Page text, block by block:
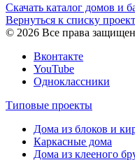
Скачать каталог домов и
Вернуться к списку
© 2026 Все права
Вконтакте
YouTube
Одноклассники
Типовые проекты
Дома из блоков и
Каркасные дома
Дома из клееного